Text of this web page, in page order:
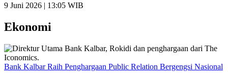
9 Juni 2026 | 13:05 WIB
Ekonomi
Bank Kalbar Raih Penghargaan Public Relation Bergengsi Nasional